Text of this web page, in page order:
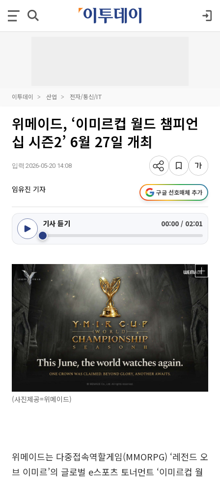
이투데이 산업 전자/통신/IT
위메이드, ‘이미르컵 월드 챔피언
십 시즌2’ 6월 27일 개최
입력 2026-05-20 14:08
임유진 기자 구글 선호매체 추가
기사 듣기 00:00 / 02:01
(사진제공=위메이드)
위메이드는 다중접속역할게임(MMORPG) ‘레전드 오
브 이미르’의 글로벌 e스포츠 토너먼트 ‘이미르컵 월